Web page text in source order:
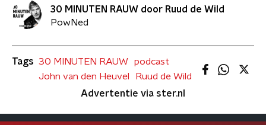
30 MINUTEN RAUW door Ruud de Wild
PowNed
Tags 30 MINUTEN RAUW
podcast
John van den Heuvel
Ruud de Wild
Advertentie via ster.nl